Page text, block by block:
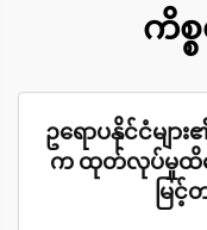
ကိစ္
ဥရောပနိုင်ငံမျ
က ထုတ်လုပ်မှုထိ
မြင့်